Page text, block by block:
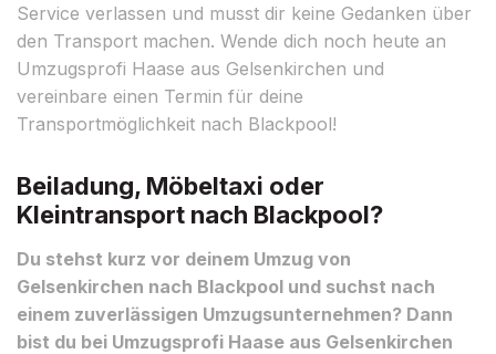
Service verlassen und musst dir keine Gedanken über
den Transport machen. Wende dich noch heute an
Umzugsprofi Haase aus Gelsenkirchen und
vereinbare einen Termin für deine
Transportmöglichkeit nach Blackpool!
Beiladung, Möbeltaxi oder
Kleintransport nach Blackpool?
Du stehst kurz vor deinem Umzug von
Gelsenkirchen nach Blackpool und suchst nach
einem zuverlässigen Umzugsunternehmen? Dann
bist du bei Umzugsprofi Haase aus Gelsenkirchen